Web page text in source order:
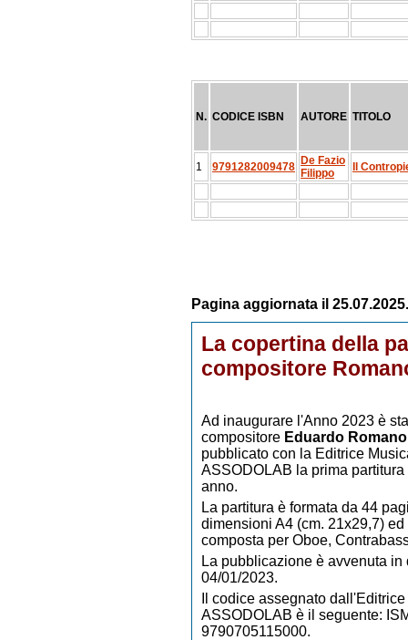
N. CODICE ISBN AUTORE TITOLO
1 9791282009478 De Fazio
Filippo
Il
Pagina aggiornata il 25.07.2025.
La copertina della
compositore
Ad inaugurare l'Anno 2023 è
compositore Eduardo Romano
pubblicato con la Editrice
ASSODOLAB la prima
anno.
La partitura è formata da 44
dimensioni A4 (cm. 21x29,7) ed
composta per Oboe,
La pubblicazione è avvenuta in
04/01/2023.
Il codice assegnato dall'Editrice
ASSODOLAB è il seguente:
9790705115000.